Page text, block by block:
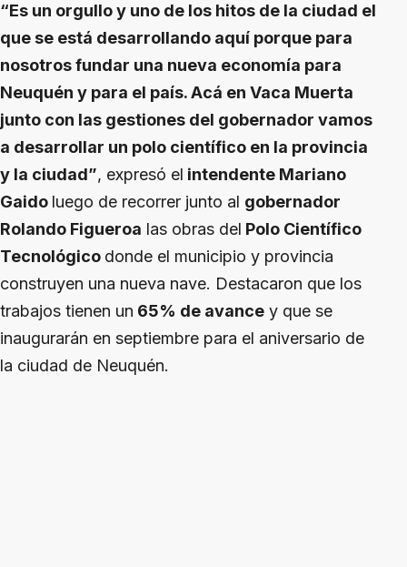
“Es un orgullo y uno de los hitos de la ciudad el
que se está desarrollando aquí porque para
nosotros fundar una nueva economía para
Neuquén y para el país. Acá en Vaca Muerta
junto con las gestiones del gobernador vamos
a desarrollar un polo científico en la provincia
y la ciudad”, expresó el intendente Mariano
Gaido luego de recorrer junto al gobernador
Rolando Figueroa las obras del Polo Científico
Tecnológico donde el municipio y provincia
construyen una nueva nave. Destacaron que los
trabajos tienen un 65% de avance y que se
inaugurarán en septiembre para el aniversario de
la ciudad de Neuquén.